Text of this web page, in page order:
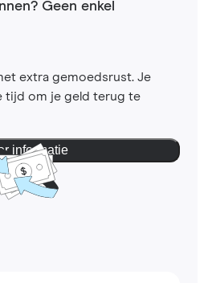
Geen enkel
extra gemoedsrust. Je
tijd om je geld terug te
informatie